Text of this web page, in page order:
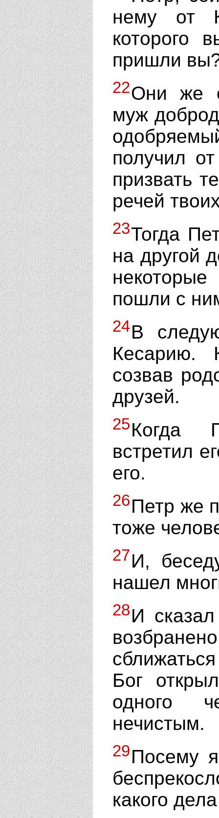
нему от
которого
пришли
22Они же
муж
получил
призвать
речей
23Тогда
на другой
пошли с
24В
Кесарию.
созвав
друзей.
25Когда
встретил
его.
26Петр же
тоже
27И,
нашел
28И
Бог
одного
нечистым.
29Посему
какого